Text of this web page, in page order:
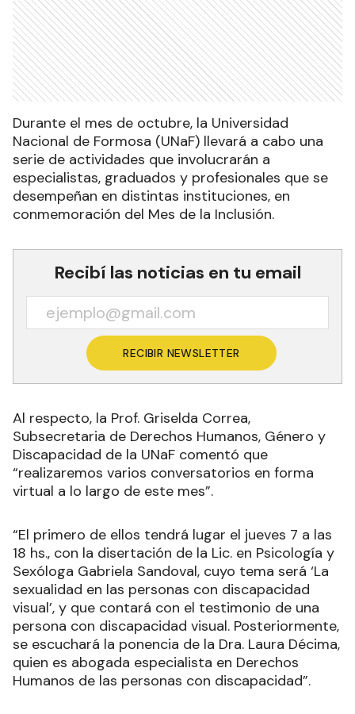
Durante el mes de octubre, la Universidad
Nacional de Formosa (UNaF) llevará a cabo una
serie de actividades que involucrarán a
especialistas, graduados y profesionales que se
desempeñan en distintas instituciones, en
conmemoración del Mes de la Inclusión.
Recibí las noticias en tu email
RECIBIR NEWSLETTER
Al respecto, la Prof. Griselda Correa,
Subsecretaria de Derechos Humanos, Género y
Discapacidad de la UNaF comentó que
“realizaremos varios conversatorios en forma
virtual a lo largo de este mes”.
“El primero de ellos tendrá lugar el jueves 7 a las
18 hs., con la disertación de la Lic. en Psicología y
Sexóloga Gabriela Sandoval, cuyo tema será ‘La
sexualidad en las personas con discapacidad
visual’, y que contará con el testimonio de una
persona con discapacidad visual. Posteriormente,
se escuchará la ponencia de la Dra. Laura Décima,
quien es abogada especialista en Derechos
Humanos de las personas con discapacidad”.